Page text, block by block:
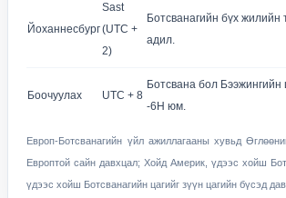
Йоханнесбург
Sast
(UTC +
2)
Ботсванагийн бүх жилийн
адил.
Боочуулах UTC + 8
Ботсвана бол Бээжингийн
-6H юм.
Европ-Ботсванагийн үйл ажиллагааны хувьд
Европтой сайн давхцал; Хойд Америк, үдээс хойш
үдээс хойш Ботсванагийн цагийг зүүн цагийн бүсэд